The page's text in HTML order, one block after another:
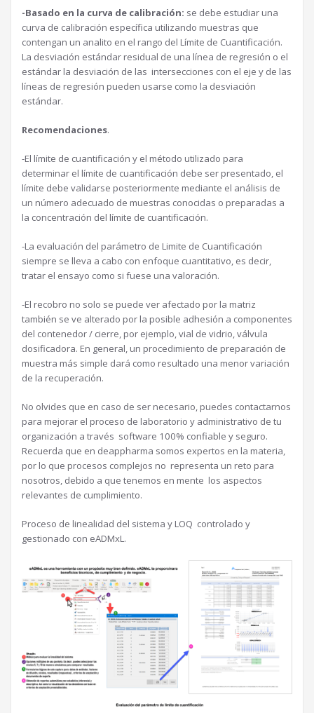
-Basado en la curva de calibración: se debe estudiar una
curva de calibración específica utilizando muestras que
contengan un analito en el rango del Límite de Cuantificación.
La desviación estándar residual de una línea de regresión o el
estándar la desviación de las intersecciones con el eje y de las
líneas de regresión pueden usarse como la desviación
estándar.
Recomendaciones.
-El límite de cuantificación y el método utilizado para
determinar el límite de cuantificación debe ser presentado, el
límite debe validarse posteriormente mediante el análisis de
un número adecuado de muestras conocidas o preparadas a
la concentración del límite de cuantificación.
-La evaluación del parámetro de Limite de Cuantificación
siempre se lleva a cabo con enfoque cuantitativo, es decir,
tratar el ensayo como si fuese una valoración.
-El recobro no solo se puede ver afectado por la matriz
también se ve alterado por la posible adhesión a componentes
del contenedor / cierre, por ejemplo, vial de vidrio, válvula
dosificadora. En general, un procedimiento de preparación de
muestra más simple dará como resultado una menor variación
de la recuperación.
No olvides que en caso de ser necesario, puedes contactarnos
para mejorar el proceso de laboratorio y administrativo de tu
organización a través software 100% confiable y seguro.
Recuerda que en deappharma somos expertos en la materia,
por lo que procesos complejos no representa un reto para
nosotros, debido a que tenemos en mente los aspectos
relevantes de cumplimiento.
Proceso de linealidad del sistema y LOQ controlado y
gestionado con eADMxL.